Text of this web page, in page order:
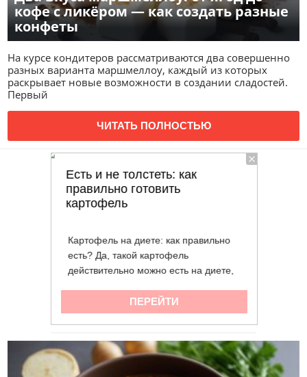
кофе с ликёром — как создать разные
конфеты
На курсе кондитеров рассматриваются два совершенно
разных варианта маршмеллоу, каждый из которых
раскрывает новые возможности в создании сладостей.
Первый
ЧИТАТЬ ПОЛНОСТЬЮ